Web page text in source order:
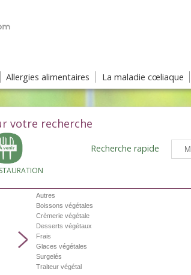
Allergies alimentaires La maladie cœliaque
votre recherche
Recherche rapide
Autres
Boissons végétales
Crèmerie végétale
Desserts végétaux
Frais
Glaces végétales
Surgelés
Traiteur végétal